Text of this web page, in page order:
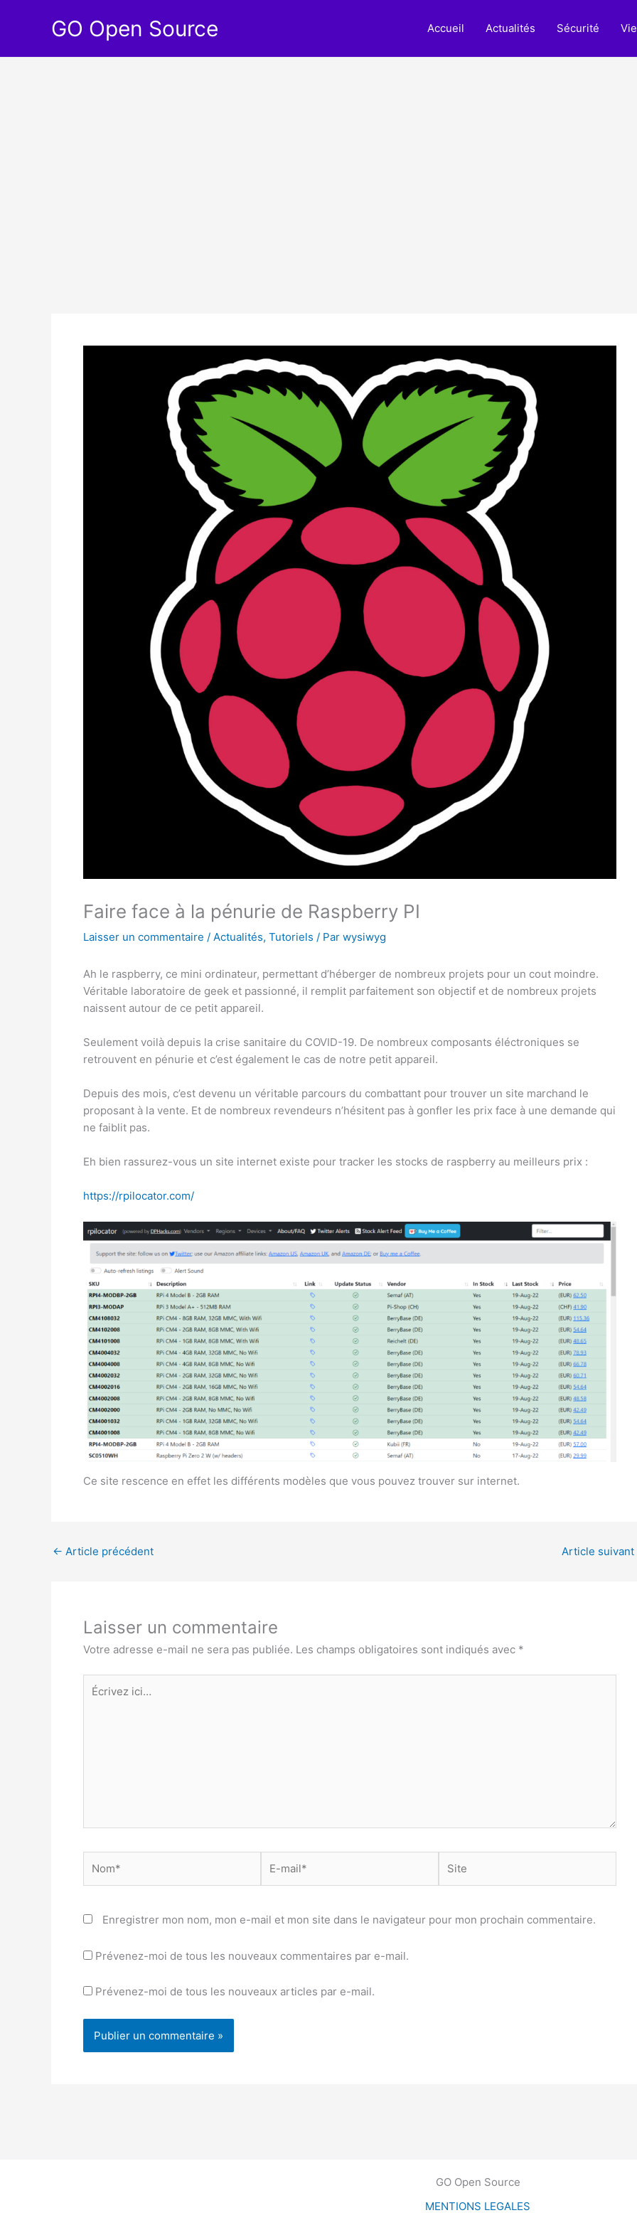
GO Open Source Accueil Actualités Sécurité
Faire face à la pénurie de Raspberry PI
Laisser un commentaire / Actualités, Tutoriels / Par wysiwyg
Ah le raspberry, ce mini ordinateur, permettant d’héberger de nombreux projets pour un cout moindre.
Véritable laboratoire de geek et passionné, il remplit parfaitement son objectif et de nombreux projets
naissent autour de ce petit appareil.
Seulement voilà depuis la crise sanitaire du COVID-19. De nombreux composants éléctroniques se
retrouvent en pénurie et c’est également le cas de notre petit appareil.
Depuis des mois, c’est devenu un véritable parcours du combattant pour trouver un site marchand le
proposant à la vente. Et de nombreux revendeurs n’hésitent pas à gonfler les prix face à une demande qui
ne faiblit pas.
Eh bien rassurez-vous un site internet existe pour tracker les stocks de raspberry au meilleurs prix :
https://rpilocator.com/
Ce site rescence en effet les différents modèles que vous pouvez trouver sur internet.
← Article précédent Article suivant
Laisser un commentaire
Votre adresse e-mail ne sera pas publiée. Les champs obligatoires sont indiqués avec *
Écrivez
ici…
mail*
Enregistrer mon nom, mon e-mail et mon site dans le navigateur pour mon prochain commentaire.
Prévenez-moi de tous les nouveaux commentaires par e-mail.
Prévenez-moi de tous les nouveaux articles par e-mail.
GO Open Source
MENTIONS LEGALES